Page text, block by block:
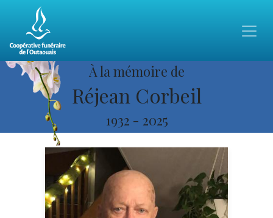
À la mémoire de
Réjean Corbeil
1932 - 2025